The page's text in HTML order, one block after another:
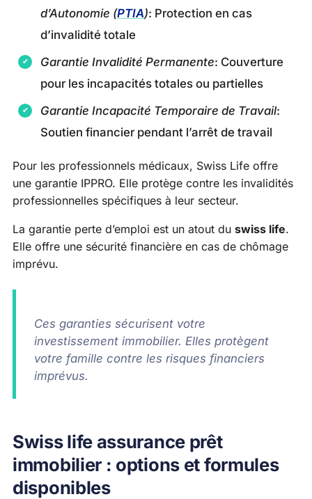
d’Autonomie (PTIA): Protection en cas
d’invalidité totale
Garantie Invalidité Permanente: Couverture
pour les incapacités totales ou partielles
Garantie Incapacité Temporaire de Travail:
Soutien financier pendant l’arrêt de travail
Pour les professionnels médicaux, Swiss Life offre
une garantie IPPRO. Elle protège contre les invalidités
professionnelles spécifiques à leur secteur.
La garantie perte d’emploi est un atout du swiss life.
Elle offre une sécurité financière en cas de chômage
imprévu.
Ces garanties sécurisent votre
investissement immobilier. Elles protègent
votre famille contre les risques financiers
imprévus.
Swiss life assurance prêt
immobilier : options et formules
disponibles